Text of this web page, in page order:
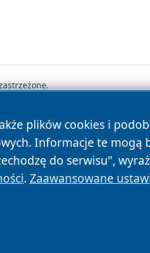
plików cookies i
Informacje te mogą
do serwisu",
. Zaawansowane
Cookies